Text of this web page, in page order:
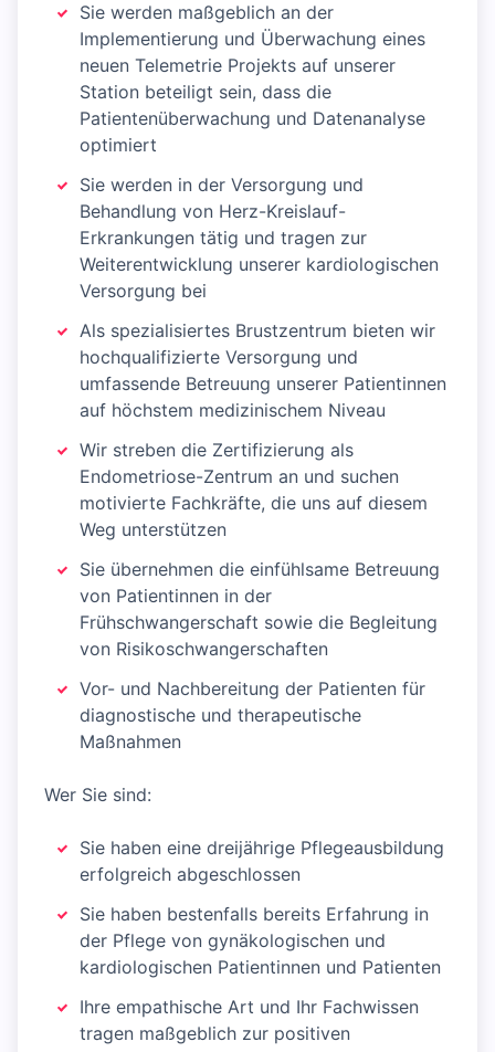
Sie werden maßgeblich an der
Implementierung und Überwachung eines
neuen Telemetrie Projekts auf unserer
Station beteiligt sein, dass die
Patientenüberwachung und Datenanalyse
optimiert
Sie werden in der Versorgung und
Behandlung von Herz-Kreislauf-
Erkrankungen tätig und tragen zur
Weiterentwicklung unserer kardiologischen
Versorgung bei
Als spezialisiertes Brustzentrum bieten wir
hochqualifizierte Versorgung und
umfassende Betreuung unserer Patientinnen
auf höchstem medizinischem Niveau
Wir streben die Zertifizierung als
Endometriose-Zentrum an und suchen
motivierte Fachkräfte, die uns auf diesem
Weg unterstützen
Sie übernehmen die einfühlsame Betreuung
von Patientinnen in der
Frühschwangerschaft sowie die Begleitung
von Risikoschwangerschaften
Vor- und Nachbereitung der Patienten für
diagnostische und therapeutische
Maßnahmen
Wer Sie sind:
Sie haben eine dreijährige Pflegeausbildung
erfolgreich abgeschlossen
Sie haben bestenfalls bereits Erfahrung in
der Pflege von gynäkologischen und
kardiologischen Patientinnen und Patienten
Ihre empathische Art und Ihr Fachwissen
tragen maßgeblich zur positiven